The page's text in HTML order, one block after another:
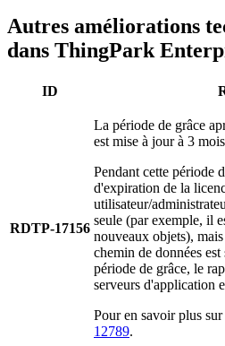
Autres améliorations
dans ThingPark
ID
RDTP-17156
La période de grâce
est mise à jour à 3
Pendant cette période
d'expiration de la
utilisateur/
seule (par exemple, il
nouveaux objets),
chemin de données
période de grâce, le
serveurs d'application
Pour en savoir plus
12789.